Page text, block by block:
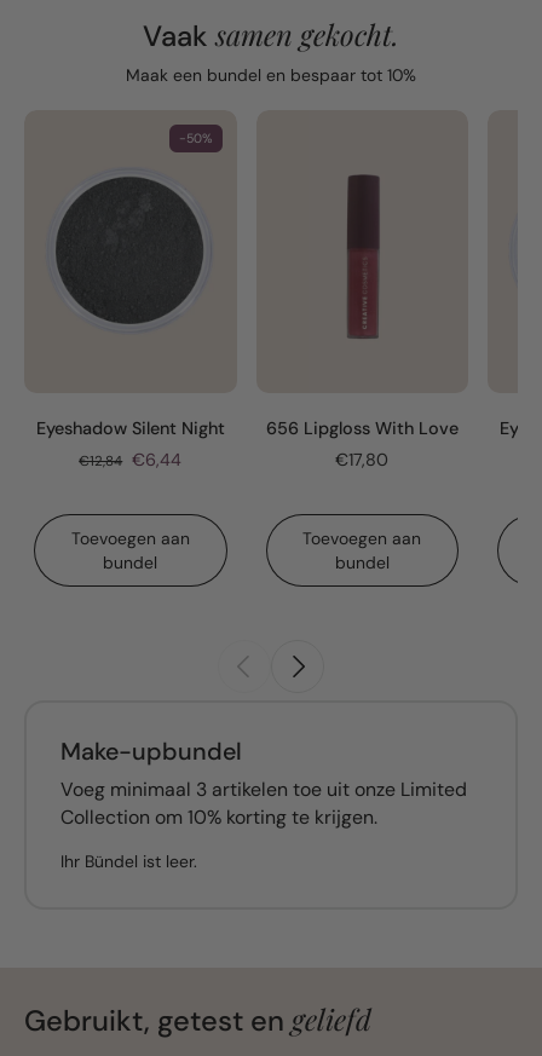
Vaaksamen gekocht.
Maak een bundel en bespaar tot 10%
-50%
Eyeshadow Silent Night
€12,84 €6,44
Toevoegen aan
bundel
656 Lipgloss With Love
€17,80
Toevoegen aan
bundel
Make-upbundel
Voeg minimaal 3 artikelen toe uit onze Limited
Collection om 10% korting te krijgen.
Ihr Bündel ist leer.
Gebruikt, getest engeliefd